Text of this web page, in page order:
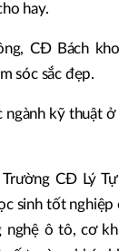
hay.
CĐ Bách
sóc sắc đẹp.
ngành kỹ thuật
CĐ Lý
sinh tốt nghiệp
ô tô, cơ